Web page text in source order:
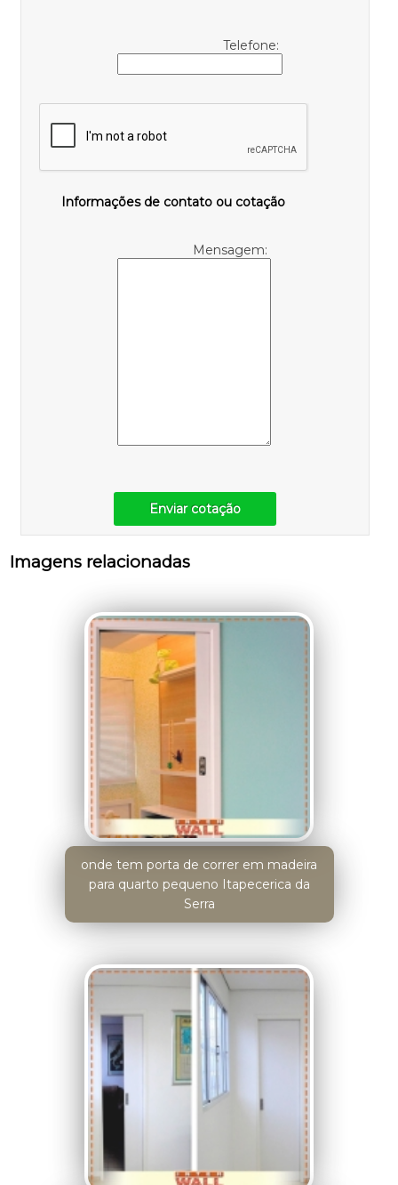
Telefone:
Informações de contato ou cotação
Mensagem:
Enviar cotação
Imagens relacionadas
onde tem porta de correr em madeira
para quarto pequeno Itapecerica da
Serra